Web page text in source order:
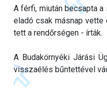
A férfi, miután becsapta
eladó csak másnap
tett a rendőrségen - írták.
A Budakörnyéki Járási
visszaélés bűntettével